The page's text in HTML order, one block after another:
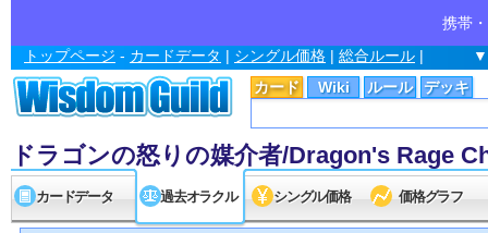
携帯
カード Wiki ルール デッキ
トップページ - カードデータ | シングル価格 | 総合ルール |
ドラゴンの怒りの媒介者/Dragon's Rage
カードデータ 過去オラクル シングル価格 価格グラフ